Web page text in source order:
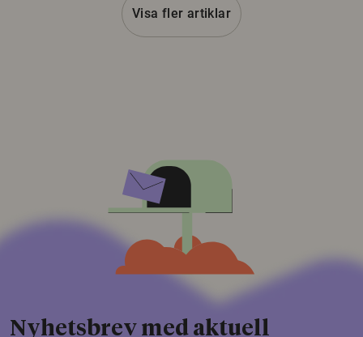
Visa fler artiklar
Nyhetsbrev med aktuell